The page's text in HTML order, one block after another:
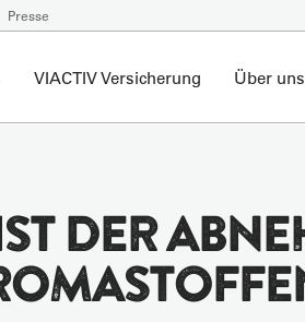
Presse
VIACTIV Versicherung Über uns
DER